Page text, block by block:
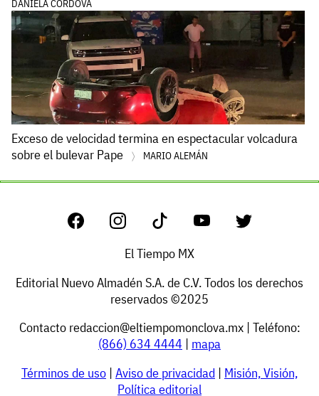
DANIELA CORDOVA
Exceso de velocidad termina en espectacular volcadura
sobre el bulevar Pape
MARIO ALEMÁN
El Tiempo MX
Editorial Nuevo Almadén S.A. de C.V. Todos los derechos
reservados ©2025
Contacto redaccion@eltiempomonclova.mx| Teléfono:
(866) 634 4444 | mapa
Términos de uso | Aviso de privacidad | Misión, Visión,
Política editorial